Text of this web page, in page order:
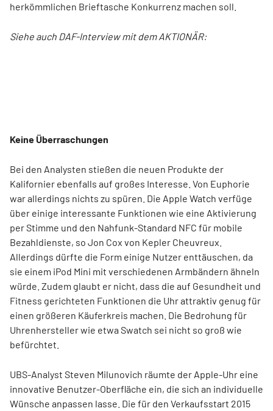
herkömmlichen Brieftasche Konkurrenz machen soll.
Siehe auch DAF-Interview mit dem AKTIONÄR:
Keine Überraschungen
Bei den Analysten stießen die neuen Produkte der
Kalifornier ebenfalls auf großes Interesse. Von Euphorie
war allerdings nichts zu spüren. Die Apple Watch verfüge
über einige interessante Funktionen wie eine Aktivierung
per Stimme und den Nahfunk-Standard NFC für mobile
Bezahldienste, so Jon Cox von Kepler Cheuvreux.
Allerdings dürfte die Form einige Nutzer enttäuschen, da
sie einem iPod Mini mit verschiedenen Armbändern ähneln
würde. Zudem glaubt er nicht, dass die auf Gesundheit und
Fitness gerichteten Funktionen die Uhr attraktiv genug für
einen größeren Käuferkreis machen. Die Bedrohung für
Uhrenhersteller wie etwa Swatch sei nicht so groß wie
befürchtet.
UBS-Analyst Steven Milunovich räumte der Apple-Uhr eine
innovative Benutzer-Oberfläche ein, die sich an individuelle
Wünsche anpassen lasse. Die für den Verkaufsstart 2015